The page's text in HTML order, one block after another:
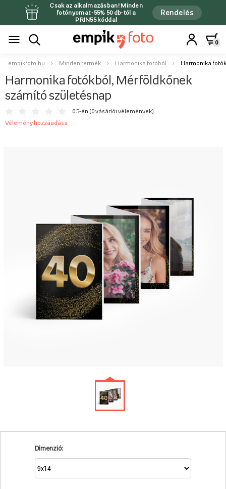
Csak az alkalmazásban! Minden
fotónyomat -55% 50 db-tól a
PRIN55 kóddal
Rendelés
0
empikfoto.hu Minden termék Harmonika fotóból Harmonika
Harmonika fotókból, Mérföldkőnek
számító születésnap
0 5-én (0 vásárlói vélemények)
Vélemény hozzáadása
Dimenzió: